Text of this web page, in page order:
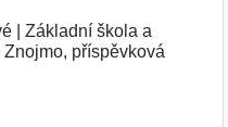
|
Základní škola a
příspěvková